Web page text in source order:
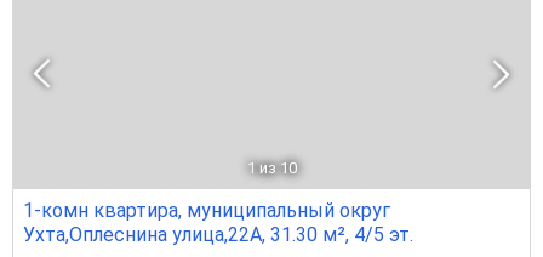
1 из 10
1-комн квартира, муниципальный округ
Ухта,Оплеснина улица,22А, 31.30 м², 4/5 эт.